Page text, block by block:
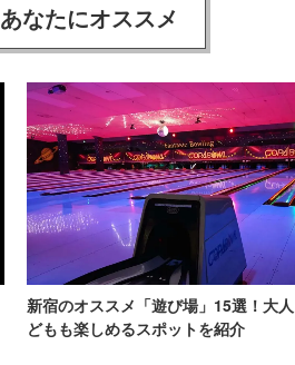
あなたにオススメ
新宿のオススメ「遊び場」15選！大
どもも楽しめるスポットを紹介